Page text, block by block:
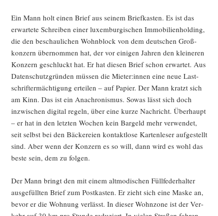
Ein Mann holt einen Brief aus sei­nem Brief­kas­ten. Es ist das
erwar­te­te Schrei­ben einer luxem­bur­gi­schen Immo­bi­li­en­hol­ding,
die den beschau­li­chen Wohn­block von dem deut­schen Groß­
kon­zern über­nom­men hat, der vor eini­gen Jah­ren den klei­ne­ren
Kon­zern geschluckt hat. Er hat die­sen Brief schon erwar­tet. Aus
Daten­schutz­grün­den müs­sen die Mieter:innen eine neue Last­
schrift­er­mäch­ti­gung ertei­len – auf Papier. Der Mann kratzt sich
am Kinn. Das ist ein Ana­chro­nis­mus. Sowas lässt sich doch
inzwi­schen digi­tal regeln, über eine kur­ze Nach­richt. Über­haupt
– er hat in den letz­ten Wochen kein Bar­geld mehr ver­wen­det,
seit selbst bei den Bäcke­rei­en kon­takt­lo­se Kar­ten­le­ser auf­ge­stellt
sind. Aber wenn der Kon­zern es so will, dann wird es wohl das
bes­te sein, dem zu folgen.
Der Mann bringt den mit einem alt­mo­di­schen Füll­fe­der­hal­ter
aus­ge­füll­ten Brief zum Post­kas­ten. Er zieht sich eine Mas­ke an,
bevor er die Woh­nung ver­lässt. In die­ser Wohn­zo­ne ist der Ver­